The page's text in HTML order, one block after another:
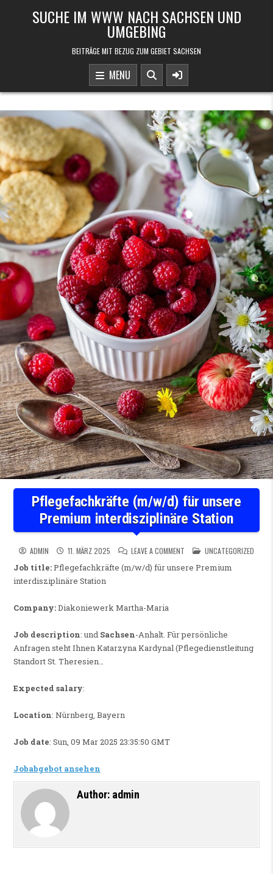
SUCHE IM WWW NACH SACHSEN UND
UMGEBING
BEITRÄGE MIT BEZUG ZUM GEBIET SACHSEN
MENU
Pflegefachkräfte (m/w/d) für unsere
Premium interdisziplinäre Station
ADMIN 11. MÄRZ 2025 LEAVE A COMMENT ON PFLEGEFACHKRÄFTE (M/
POSTED IN
UNCATEGORIZED
Job title:Pflegefachkräfte (m/w/d) für unsere Premium
interdisziplinäre Station
Company:Diakoniewerk Martha-Maria
Job description: und Sachsen-Anhalt. Für persönliche
Anfragen steht Ihnen Katarzyna Kardynal (Pflegedienstleitung
Standort St. Theresien…
Expected salary:
Location: Nürnberg, Bayern
Job date: Sun, 09 Mar 2025 23:35:50 GMT
Jobabgebot ansehen
Author: admin